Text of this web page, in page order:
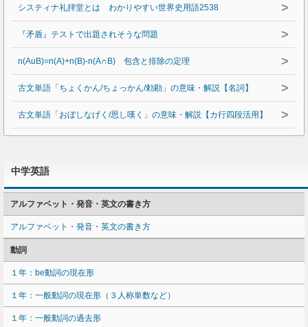
システィナ礼拝堂とは わかりやすい世界史用語2538 >
『矛盾』テストで出題されそうな問題 >
n(AuB)=n(A)+n(B)-n(A∩B) 包含と排除の定理 >
古文単語「ちょくかん/ちょっかん/勅勘」の意味・解説【名詞】 >
古文単語「おぼしなげく/思し嘆く」の意味・解説【カ行四段活用】 >
中学英語
アルファベット・発音・英文の書き方
アルファベット・発音・英文の書き方
動詞
１年：be動詞の現在形
１年：一般動詞の現在形（３人称単数など）
１年：一般動詞の過去形